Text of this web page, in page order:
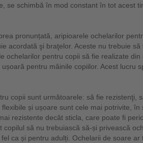
se schimbă în mod constant în tot acest
pronunțată, aripioarele ochelarilor
acordată şi braţelor. Aceste nu trebuie
ochelarilor pentru copii să fie realizate
pentru mâinile copiilor. Acest lucru
copii sunt următoarele: să fie
și ușoare sunt cele mai potrivite,
rezistente decât sticla, care poate fi
să nu trebuiască să-și privească
ca și pentru adulți. Ochelarii de soare ar